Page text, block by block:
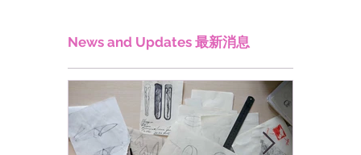
News and Updates 最新消息